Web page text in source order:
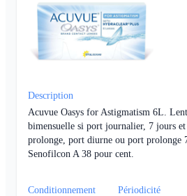
Description
Acuvue Oasys for Astigmatism 6L.
bimensuelle si port journalier, 7 jours
prolonge, port diurne ou port prolonge
Senofilcon A 38 pour cent.
Conditionnement
Périodicité